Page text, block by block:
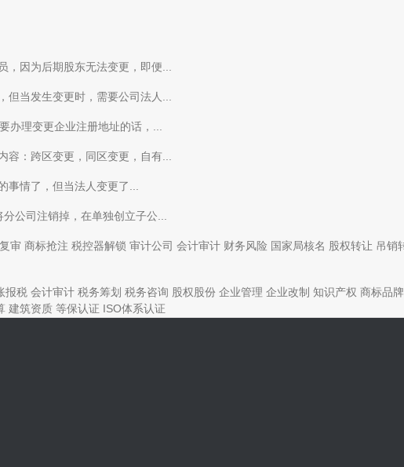
因为后期股东无法变更，即便...
当发生变更时，需要公司法人...
办理变更企业注册地址的话，...
：跨区变更，同区变更，自有...
情了，但当法人变更了...
公司注销掉，在单独创立子公...
审 商标抢注 税控器解锁 审计公司 会计审计 财务风险 国家局核名 股权转让 吊销
报税 会计审计 税务筹划 税务咨询 股权股份 企业管理 企业改制 知识产权 商标品牌
建筑资质 等保认证 ISO体系认证